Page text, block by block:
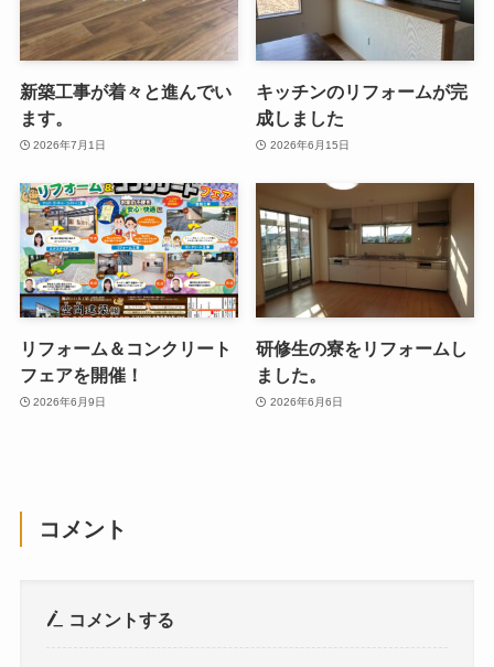
新築工事が着々と進んでい
ます。
2026年7月1日
キッチンのリフォームが完
成しました
2026年6月15日
リフォーム＆コンクリート
フェアを開催！
2026年6月9日
研修生の寮をリフォームし
ました。
2026年6月6日
コメント
コメントする